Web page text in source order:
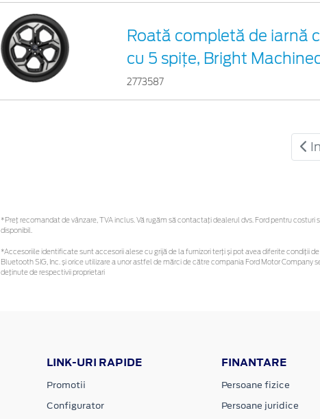
Roată completă de iarnă
cu 5 spițe, Bright
2773587
*Preţ recomandat de vânzare, TVA inclus. Vă rugăm să contactaţi dealerul dvs. Ford pentru
disponibil.
*Accesoriile identificate sunt accesorii alese cu grijă de la furnizori terți și pot avea diferite condiții
Bluetooth SIG, Inc. și orice utilizare a unor astfel de mărci de către compania Ford Motor
deținute de respectivii proprietari
LINK-URI RAPIDE
Promotii
Configurator
FINANTARE
Persoane fizice
Persoane juridice